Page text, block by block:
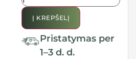
Į KREPŠELĮ
Pristatymas per
1–3 d. d.